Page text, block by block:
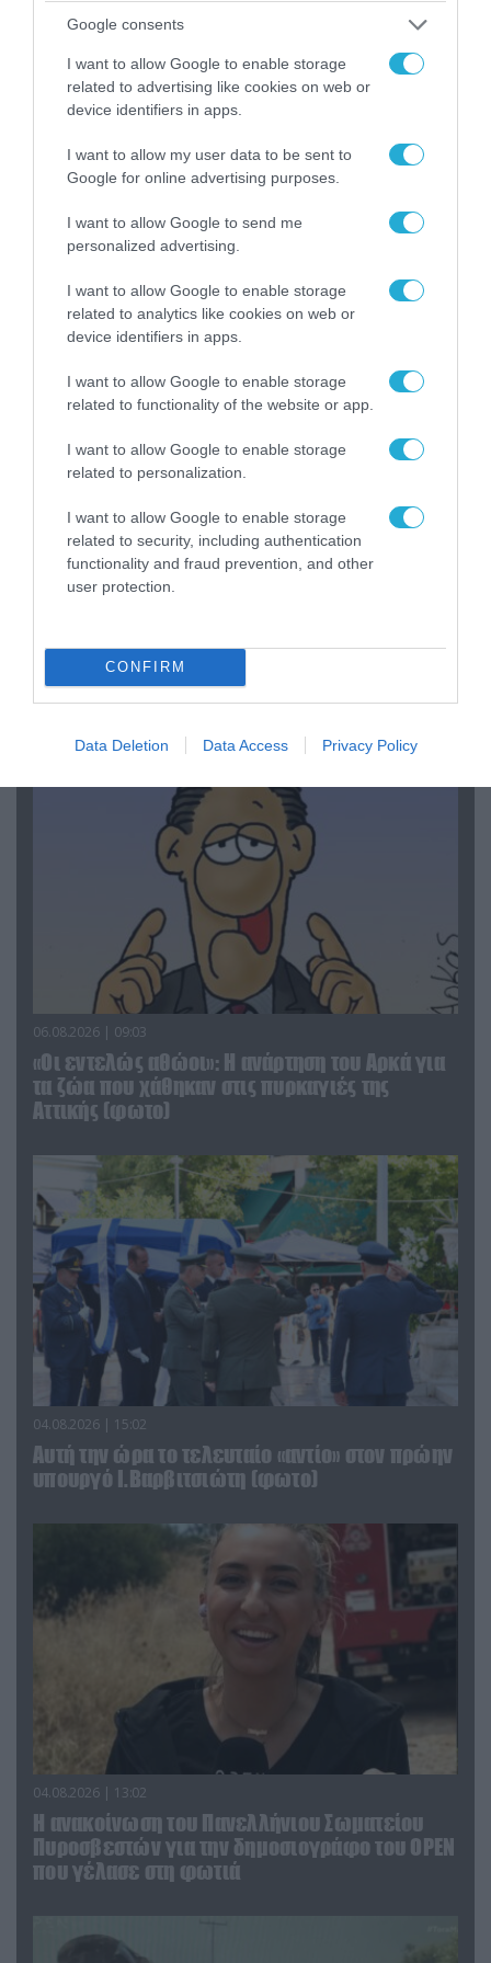
Google consents
I want to allow Google to enable storage
related to advertising like cookies on web or
device identifiers in apps.
I want to allow my user data to be sent to
Google for online advertising purposes.
I want to allow Google to send me
personalized advertising.
I want to allow Google to enable storage
related to analytics like cookies on web or
device identifiers in apps.
I want to allow Google to enable storage
related to functionality of the website or app.
I want to allow Google to enable storage
related to personalization.
I want to allow Google to enable storage
related to security, including authentication
functionality and fraud prevention, and other
user protection.
CONFIRM
Data Deletion Data Access Privacy Policy
07.08.2026 | 20:02
Κωνσταντίνο Ζούλα από τον ΣΚΑΪ – Ο λόγος της
απομάκρυνσής του
«Επιχείρηση ελεύθερα πεζοδρόμια» στην
Αθήνα: Απομακρύνθηκαν παράνομα
06.08.2026 | 09:03
«Οι εντελώς αθώοι»: Η ανάρτηση του Αρκά για
τα ζώα που χάθηκαν στις πυρκαγιές της
Αττικής (φωτο)
04.08.2026 | 15:02
Αυτή την ώρα το τελευταίο «αντίο» στον πρώην
υπουργό Ι.Βαρβιτσιώτη (φωτο)
04.08.2026 | 13:02
Η ανακοίνωση του Πανελλήνιου Σωματείου
Πυροσβεστών για την δημοσιογράφο του OPEN
που γέλασε στη φωτιά